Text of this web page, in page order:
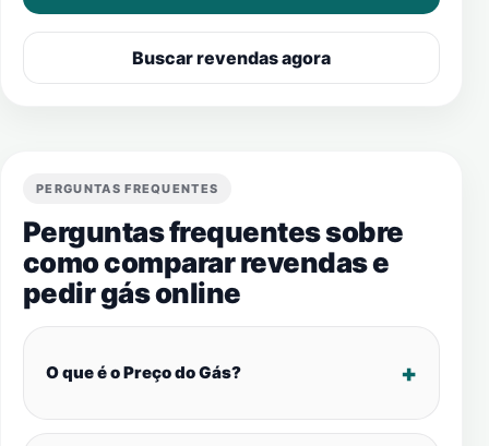
Buscar revendas agora
PERGUNTAS FREQUENTES
Perguntas frequentes sobre
como comparar revendas e
pedir gás online
O que é o Preço do Gás?